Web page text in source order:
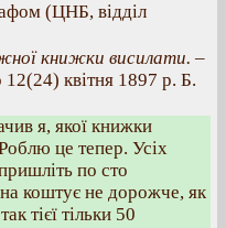
(ЦНБ, відділ
книжки висилати. –
квітня 1897 р. Б.
я, якої книжки
це тепер. Усіх
по сто
коштує не дорожче, як
тієї тільки 50